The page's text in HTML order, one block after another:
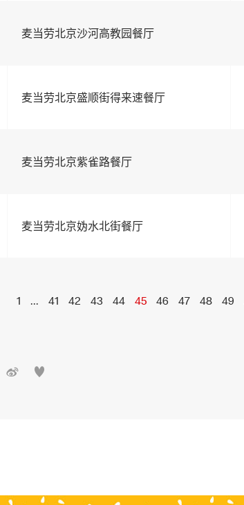
麦当劳北京沙河高教园餐厅
麦当劳北京盛顺街得来速餐厅
麦当劳北京紫雀路餐厅
麦当劳北京妫水北街餐厅
1 ... 41 42 43 44 45 46 47 48 49
 